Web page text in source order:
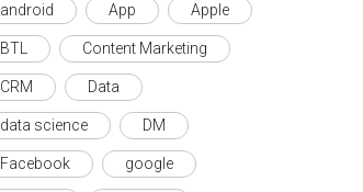
android App Apple
BTL Content Marketing
CRM Data
data science DM
Facebook google